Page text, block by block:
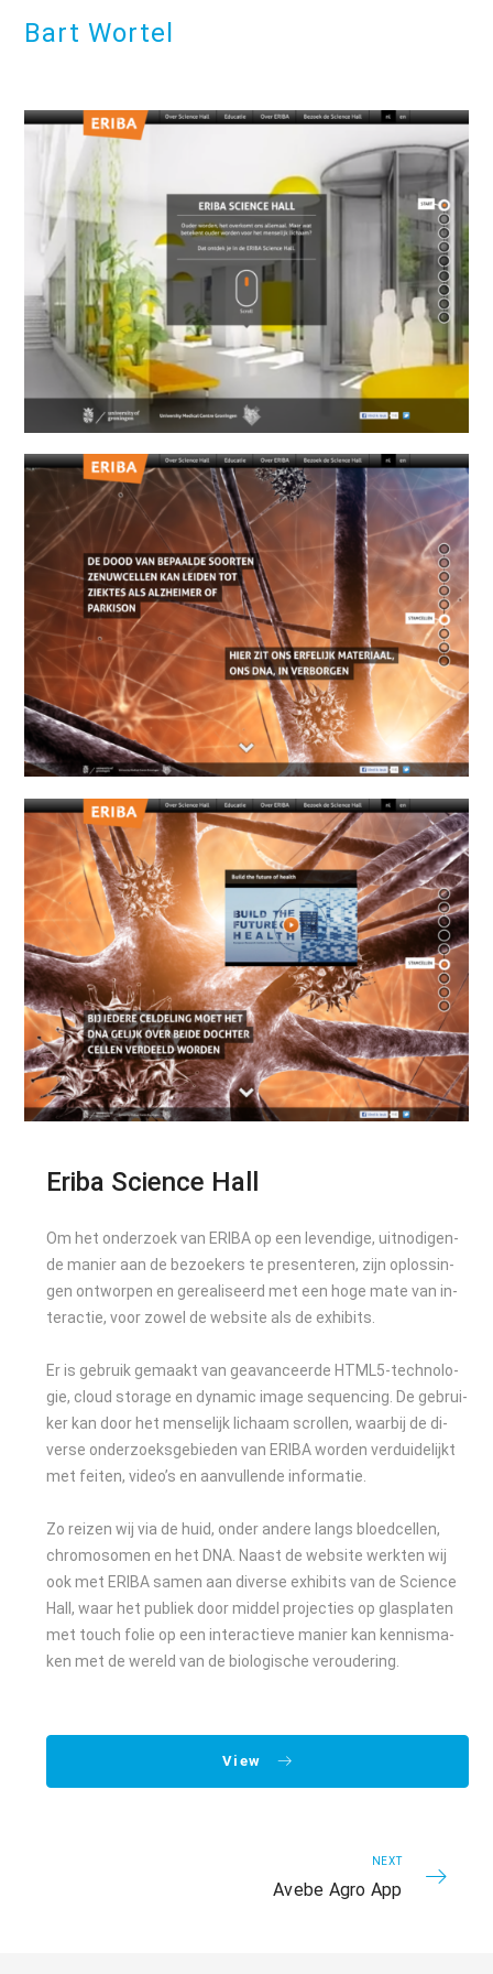
Bart Wortel
Eriba Science Hall
Om het on­derzoek van ERI­BA op een le­ven­di­ge, uit­no­di­gen­
de ma­nier aan de be­zoe­kers te pre­sen­te­ren, zijn oplos­sin­
gen ont­wor­pen en ge­re­a­li­seerd met een ho­ge ma­te van in­
ter­ac­tie, voor zo­wel de web­site als de ex­hi­bits.
Er is ge­bruik ge­maakt van ge­a­van­ceer­de HTM­L5-tech­no­lo­
gie, cloud sto­r­a­ge en dy­na­mic ima­ge sequen­cing. De ge­brui­
ker kan door het men­se­lijk li­chaam scrol­len, waar­bij de di­
ver­se on­derzoeks­ge­bie­den van ERI­BA wor­den ver­dui­de­lijkt
met fei­ten, vi­deo’s en aan­vul­len­de in­for­ma­tie.
Zo rei­zen wij via de huid, on­der an­de­re langs bloed­cel­len,
chro­mo­so­men en het DNA. Naast de web­site werk­ten wij
ook met ERI­BA sa­men aan di­ver­se ex­hi­bits van de Sci­en­ce
Hall, waar het pu­b­liek door mid­del pro­jec­ties op glas­pla­ten
met touch fo­lie op een in­ter­ac­tie­ve ma­nier kan ken­nis­ma­
ken met de we­reld van de bi­o­lo­gi­sche ver­ou­de­ring.
View
NEXT
Avebe Agro App